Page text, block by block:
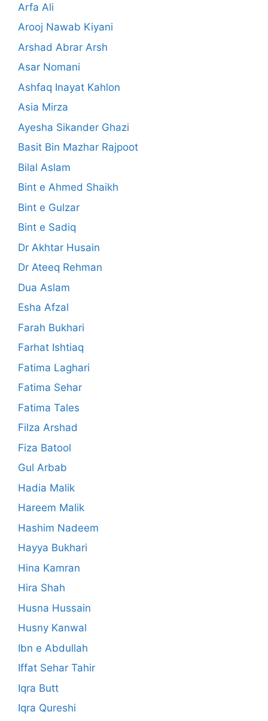
Arfa Ali
Arooj Nawab Kiyani
Arshad Abrar Arsh
Asar Nomani
Ashfaq Inayat Kahlon
Asia Mirza
Ayesha Sikander Ghazi
Basit Bin Mazhar Rajpoot
Bilal Aslam
Bint e Ahmed Shaikh
Bint e Gulzar
Bint e Sadiq
Dr Akhtar Husain
Dr Ateeq Rehman
Dua Aslam
Esha Afzal
Farah Bukhari
Farhat Ishtiaq
Fatima Laghari
Fatima Sehar
Fatima Tales
Filza Arshad
Fiza Batool
Gul Arbab
Hadia Malik
Hareem Malik
Hashim Nadeem
Hayya Bukhari
Hina Kamran
Hira Shah
Husna Hussain
Husny Kanwal
Ibn e Abdullah
Iffat Sehar Tahir
Iqra Butt
Iqra Qureshi